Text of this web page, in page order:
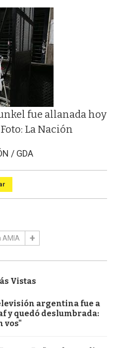
fue allanada hoy
La Nación
/ GDA
AMIA
Vistas
argentina fue a
y quedó deslumbrada:
vos"